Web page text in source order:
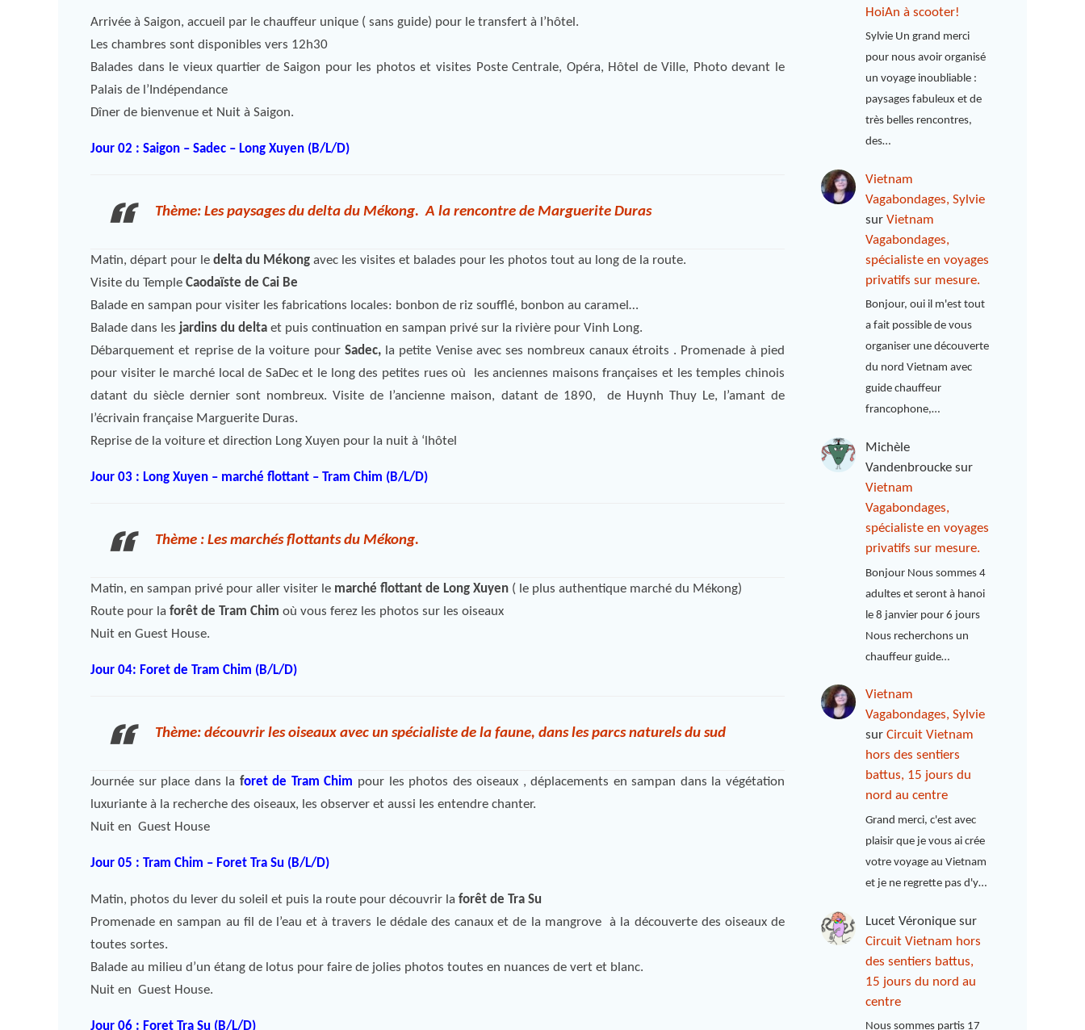
Arrivée à Saigon, accueil par le chauffeur unique ( sans guide) pour le transfert à l’hôtel.
Les chambres sont disponibles vers 12h30
Balades dans le vieux quartier de Saigon pour les photos et visites Poste Centrale, Opéra, Hôtel de Ville, Photo devant le
Palais de l’Indépendance
Dîner de bienvenue et Nuit à Saigon.
Jour 02 : Saigon – Sadec – Long Xuyen (B/L/D)
Thème: Les paysages du delta du Mékong. A la rencontre de Marguerite Duras
Matin, départ pour le delta du Mékong avec les visites et balades pour les photos tout au long de la route.
Visite du Temple Caodaïste de Cai Be
Balade en sampan pour visiter les fabrications locales: bonbon de riz soufflé, bonbon au caramel…
Balade dans les jardins du delta et puis continuation en sampan privé sur la rivière pour Vinh Long.
Débarquement et reprise de la voiture pour Sadec,la petite Venise avec ses nombreux canaux étroits . Promenade à pied
pour visiter le marché local de SaDec et le long des petites rues où les anciennes maisons françaises et les temples chinois
datant du siècle dernier sont nombreux. Visite de l’ancienne maison, datant de 1890, de Huynh Thuy Le, l’amant de
l’écrivain française Marguerite Duras.
Reprise de la voiture et direction Long Xuyen pour la nuit à ‘lhôtel
Jour 03 : Long Xuyen – marché flottant – Tram Chim (B/L/D)
Thème : Les marchés flottants du Mékong.
Matin, en sampan privé pour aller visiter le marché flottant de Long Xuyen ( le plus authentique marché du Mékong)
Route pour la forêt de Tram Chim où vous ferez les photos sur les oiseaux
Nuit en Guest House.
Jour 04: Foret de Tram Chim (B/L/D)
Thème: découvrir les oiseaux avec un spécialiste de la faune, dans les parcs naturels du sud
Journée sur place dans la foret de Tram Chim pour les photos des oiseaux , déplacements en sampan dans la végétation
luxuriante à la recherche des oiseaux, les observer et aussi les entendre chanter.
Nuit en Guest House
Jour 05 : Tram Chim – Foret Tra Su (B/L/D)
Matin, photos du lever du soleil et puis la route pour découvrir la forêt de Tra Su
Promenade en sampan au fil de l’eau et à travers le dédale des canaux et de la mangrove à la découverte des oiseaux de
toutes sortes.
Balade au milieu d’un étang de lotus pour faire de jolies photos toutes en nuances de vert et blanc.
Nuit en Guest House.
Jour 06 : Foret Tra Su (B/L/D)
HoiAn à scooter!
Sylvie Un grand merci
pour nous avoir organisé
un voyage inoubliable :
paysages fabuleux et de
très belles rencontres,
des…
Vietnam
Vagabondages, Sylvie
surVietnam
Vagabondages,
spécialiste en voyages
privatifs sur mesure.
Bonjour, oui il m'est tout
a fait possible de vous
organiser une découverte
du nord Vietnam avec
guide chauffeur
francophone,…
Michèle
Vandenbroucke sur
Vietnam
Vagabondages,
spécialiste en voyages
privatifs sur mesure.
Bonjour Nous sommes 4
adultes et seront à hanoi
le 8 janvier pour 6 jours
Nous recherchons un
chauffeur guide…
Vietnam
Vagabondages, Sylvie
surCircuit Vietnam
hors des sentiers
battus, 15 jours du
nord au centre
Grand merci, c'est avec
plaisir que je vous ai crée
votre voyage au Vietnam
et je ne regrette pas d'y…
Lucet Véronique sur
Circuit Vietnam hors
des sentiers battus,
15 jours du nord au
centre
Nous sommes partis 17